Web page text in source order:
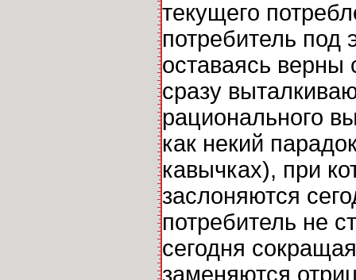
текущего
потребитель под
оставаясь
сразу
рационального
как некий
кавычках), при
заслоняются
потребитель не
сегодня
заменяются